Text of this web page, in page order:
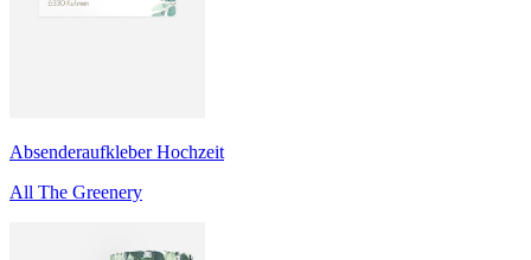
Absenderaufkleber Hochzeit
All The Greenery